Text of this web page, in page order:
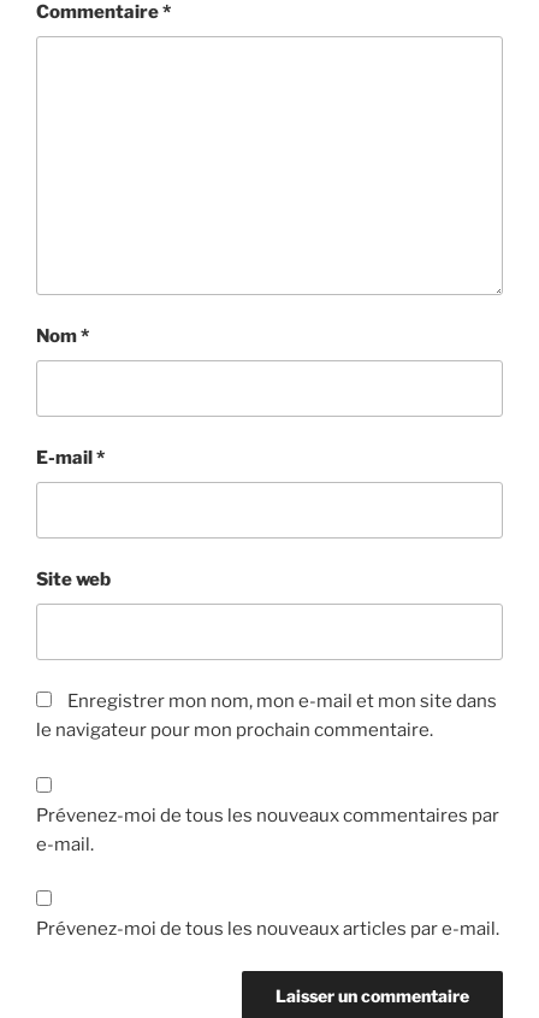
Commentaire*
Nom*
E-mail*
Site web
Enregistrer mon nom, mon e-mail et mon site dans
le navigateur pour mon prochain commentaire.
Prévenez-moi de tous les nouveaux commentaires par
e-mail.
Prévenez-moi de tous les nouveaux articles par e-mail.